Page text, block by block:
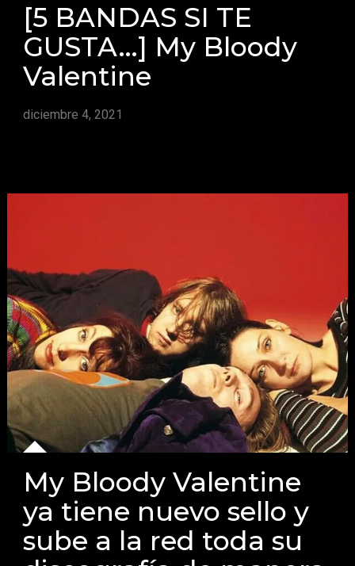
[5 BANDAS SI TE
GUSTA…] My Bloody
Valentine
diciembre 4, 2021
My Bloody Valentine
ya tiene nuevo sello y
sube a la red toda su